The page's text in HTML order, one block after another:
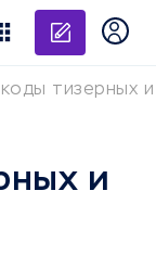
тизерных и
и